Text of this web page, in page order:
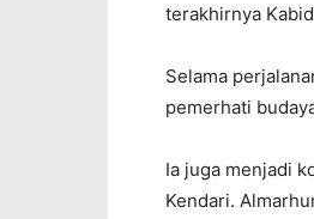
terakhirnya
Selama
pemerhati
Ia juga menjadi
Kendari.